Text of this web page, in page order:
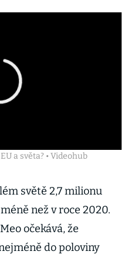
a světa? • Videohub
světě 2,7 milionu
než v roce 2020.
očekává, že
do poloviny